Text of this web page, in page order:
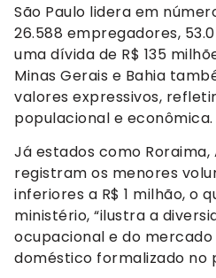
São Paulo lidera em
26.588 empregadores,
uma dívida de R$ 135
Minas Gerais e Bahia
valores expressivos,
populacional e econômica.
Já estados como
registram os menores
inferiores a R$ 1 milhão, o
ministério, “ilustra a
ocupacional e do
doméstico formalizado no